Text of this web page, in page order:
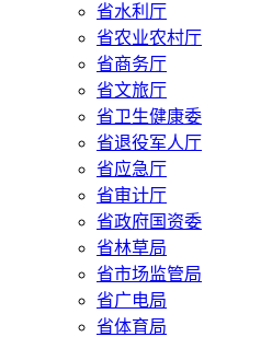
省水利厅
省农业农村厅
省商务厅
省文旅厅
省卫生健康委
省退役军人厅
省应急厅
省审计厅
省政府国资委
省林草局
省市场监管局
省广电局
省体育局